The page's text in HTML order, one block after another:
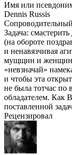
Имя или
Dennis Russis
Задача:
(на обороте
и ненавязчивая
мущщин и женщин
«невзначай»
и чтобы эта
не была тотчас по
обладателем. Как
поставленной
Рецензировал